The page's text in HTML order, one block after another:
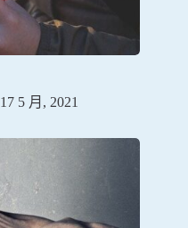
17 5 月, 2021